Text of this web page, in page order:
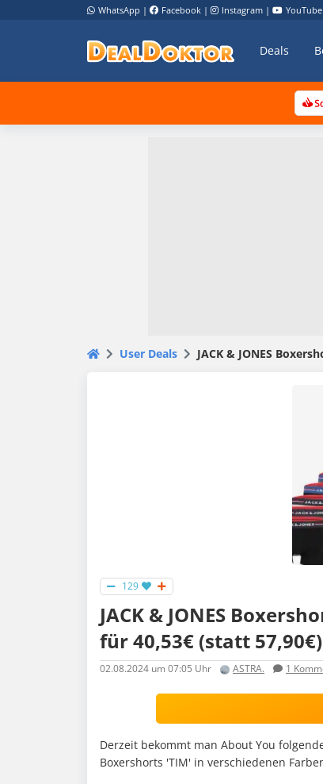
WhatsApp | Facebook | Instagram | YouTube
Deals
User Deals JACK & JONES
129
JACK & JONES
für 40,53€ (statt 57,90€)
02.08.2024 um 07:05 Uhr ASTRA. 1
Derzeit bekommt man About You
Boxershorts 'TIM' in verschiedenen